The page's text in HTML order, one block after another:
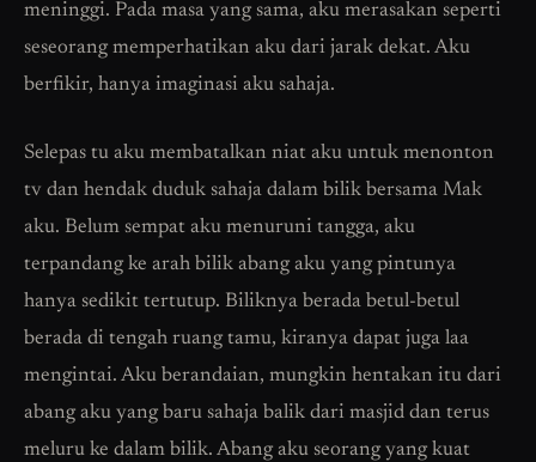
meninggi. Pada masa yang sama, aku merasakan seperti
seseorang memperhatikan aku dari jarak dekat. Aku
berfikir, hanya imaginasi aku sahaja.
Selepas tu aku membatalkan niat aku untuk menonton
tv dan hendak duduk sahaja dalam bilik bersama Mak
aku. Belum sempat aku menuruni tangga, aku
terpandang ke arah bilik abang aku yang pintunya
hanya sedikit tertutup. Biliknya berada betul-betul
berada di tengah ruang tamu, kiranya dapat juga laa
mengintai. Aku berandaian, mungkin hentakan itu dari
abang aku yang baru sahaja balik dari masjid dan terus
meluru ke dalam bilik. Abang aku seorang yang kuat